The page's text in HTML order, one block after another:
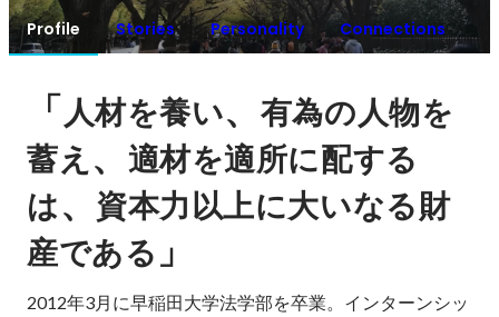
Profile Stories Personality Connections
「人材を養い、 有為の人物を
蓄え、 適材を適所に配する
は、 資本力以上に大いなる財
産である」
2012年3月に早稲田大学法学部を卒業。インターンシッ